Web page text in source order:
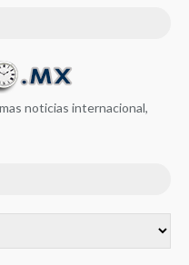
noticias internacional,